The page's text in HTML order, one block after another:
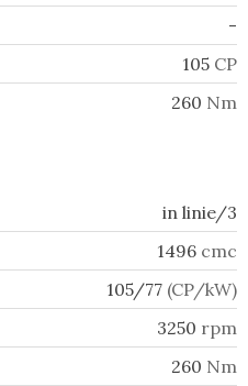
-
105 CP
260 Nm
in linie/3
1496 cmc
105/77 (CP/kW)
3250 rpm
260 Nm